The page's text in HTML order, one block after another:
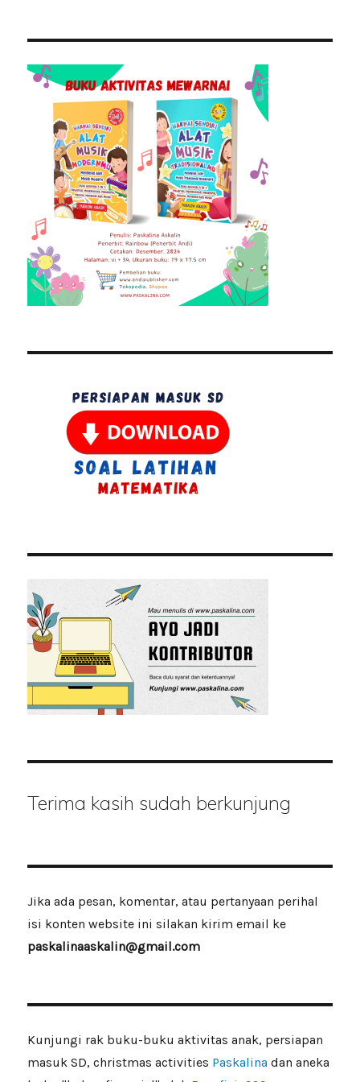
Terima kasih sudah berkunjung
Jika ada pesan, komentar, atau pertanyaan perihal
isi konten website ini silakan kirim email ke
paskalinaaskalin@gmail.com
Kunjungi rak buku-buku aktivitas anak, persiapan
masuk SD, christmas activities Paskalinadan aneka